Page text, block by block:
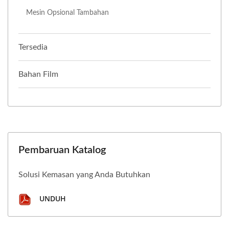
Mesin Opsional Tambahan
Tersedia
Bahan Film
Pembaruan Katalog
Solusi Kemasan yang Anda Butuhkan
UNDUH